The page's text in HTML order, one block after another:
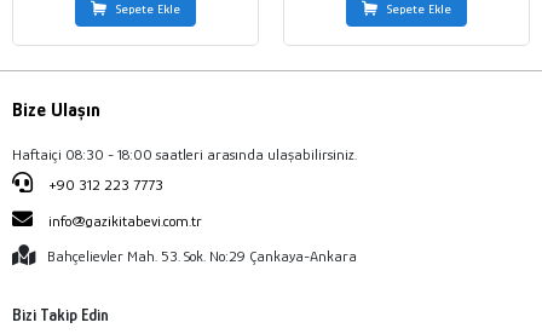
Sepete Ekle Sepete Ekle
Bize Ulaşın
Haftaiçi 08:30 - 18:00 saatleri arasında ulaşabilirsiniz.
+90 312 223 7773
info@gazikitabevi.com.tr
Bahçelievler Mah. 53. Sok. No:29 Çankaya-Ankara
Bizi Takip Edin